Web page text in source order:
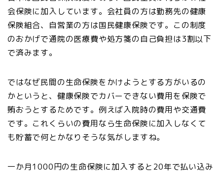
会保険に加入しています。会社員の方は勤務先の健康
保険組合、自営業の方は国民健康保険です。この制度
のおかげで通院の医療費や処方箋の自己負担は3割以下
で済みます。
ではなぜ民間の生命保険をかけようとする方がいるの
かというと、健康保険でカバーできない費用を保険で
賄おうとするためです。例えば入院時の費用や交通費
です。これくらいの費用なら生命保険に加入しなくて
も貯蓄で何とかなりそうな気がしますね。
一か月1000円の生命保険に加入すると20年で払い込み